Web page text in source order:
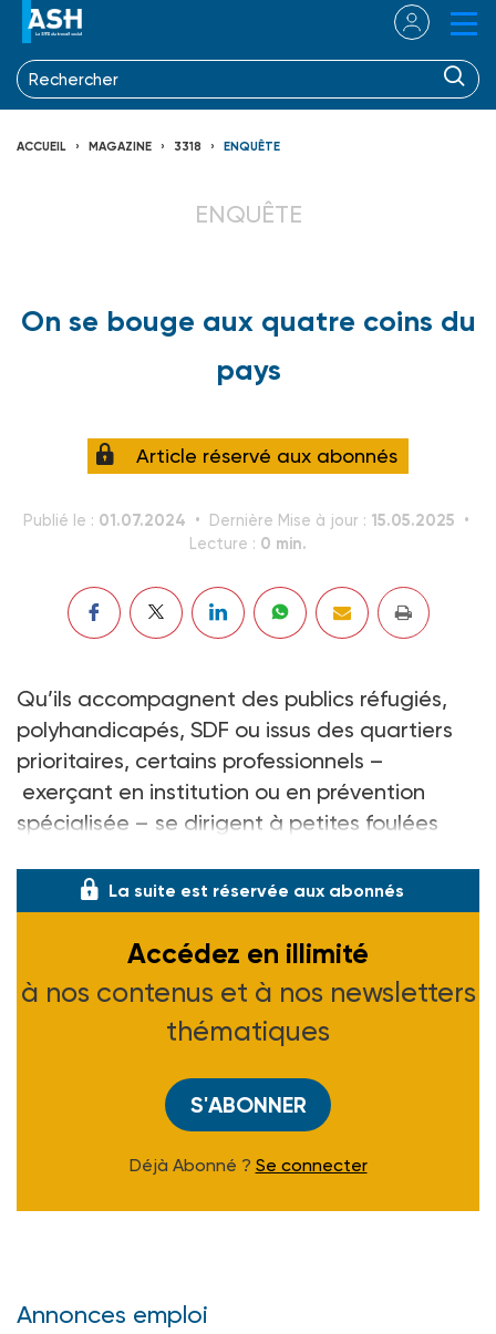
ACCUEIL MAGAZINE 3318 ENQUÊTE
ENQUÊTE
On se bouge aux quatre coins du
pays
Article réservé aux abonnés
Publié le : 01.07.2024 Dernière Mise à jour : 15.05.2025
Lecture : 0 min.
Qu’ils accompagnent des publics réfugiés,
polyhandicapés, SDF ou issus des quartiers
prioritaires, certains professionnels –
exerçant en institution ou en prévention
spécialisée – se dirigent à petites foulées
La suite est réservée aux abonnés
Accédez en illimité
à nos contenus et à nos newsletters
thématiques
S'ABONNER
Déjà Abonné ? Se connecter
Annonces emploi